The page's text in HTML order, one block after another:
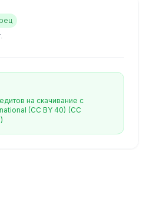
на скачивание с
(CC BY 40) (CC